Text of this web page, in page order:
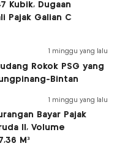
Kubik, Dugaan
Pajak Galian C
1 minggu yang lalu
Rokok PSG yang
Bintan
1 minggu yang lalu
Bayar Pajak
II, Volume
M³